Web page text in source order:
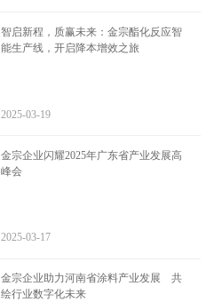
智启新程，质赢未来：金宗酯化反应智
能生产线，开启降本增效之旅
2025-03-19
金宗企业闪耀2025年广东省产业发展高
峰会
2025-03-17
金宗企业助力河南省涂料产业发展 共
绘行业数字化未来